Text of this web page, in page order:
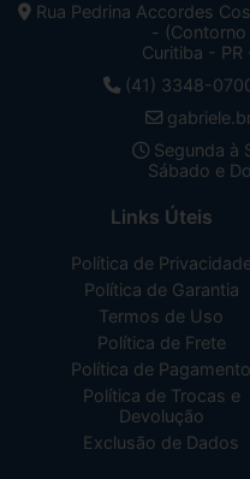
Rua Pedrina Accordes
- (Contorno
Curitiba -
(41) 3348-
Segunda à
Sábado e
Links Úteis
Política de
Política de Garantia
Termos de Uso
Política de Frete
Política de Pagamento
Política de Trocas e
Devolução
Exclusão de Dados